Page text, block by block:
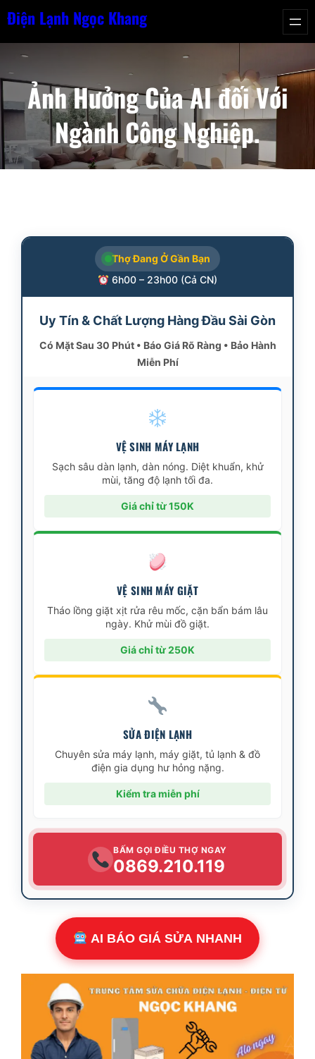
Chuyển
nội
Điện Lạnh Ngọc Khang
Ảnh Hưởng Của AI đối Với
Ngành Công Nghiệp.
Thợ Đang Ở Gần Bạn
6h00 – 23h00 (Cả CN)
Uy Tín & Chất Lượng Hàng Đầu Sài Gòn
Có Mặt Sau 30 Phút • Báo Giá Rõ Ràng • Bảo Hành
Miễn Phí
VỆ SINH MÁY LẠNH
Sạch sâu dàn lạnh, dàn nóng. Diệt khuẩn, khử
mùi, tăng độ lạnh tối đa.
Giá chỉ từ 150K
VỆ SINH MÁY GIẶT
Tháo lồng giặt xịt rửa rêu mốc, cặn bẩn bám lâu
ngày. Khử mùi đồ giặt.
Giá chỉ từ 250K
SỬA ĐIỆN LẠNH
Chuyên sửa máy lạnh, máy giặt, tủ lạnh & đồ
điện gia dụng hư hỏng nặng.
Kiểm tra miễn phí
BẤM GỌI ĐIỀU THỢ NGAY
0869.210.119
AI BÁO GIÁ SỬA NHANH